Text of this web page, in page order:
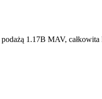
podażą 1.17B MAV,